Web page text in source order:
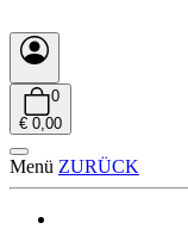
0
€ 0,00
Menü ZURÜCK